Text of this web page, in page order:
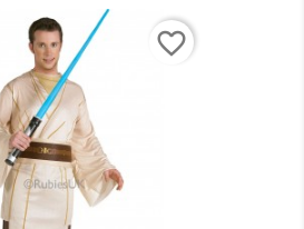
favorite_border